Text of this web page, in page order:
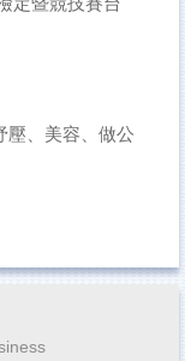
壓、美容、做公